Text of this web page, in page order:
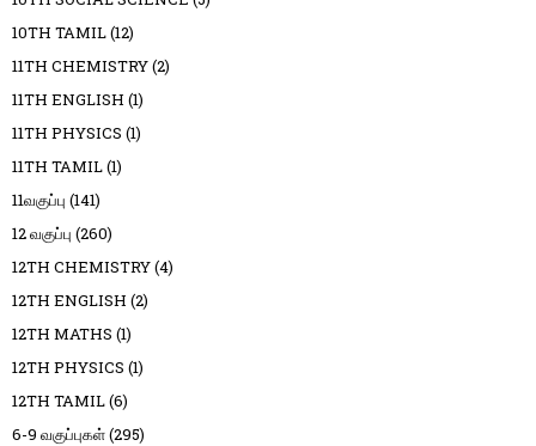
10TH TAMIL(12)
11TH CHEMISTRY(2)
11TH ENGLISH (1)
11TH PHYSICS (1)
11TH TAMIL(1)
11வகுப்பு (141)
12 வகுப்பு (260)
12TH CHEMISTRY(4)
12TH ENGLISH (2)
12TH MATHS (1)
12TH PHYSICS (1)
12TH TAMIL(6)
6-9 வகுப்புகள்(295)